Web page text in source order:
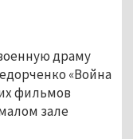
драму
«Война
фильмов
зале